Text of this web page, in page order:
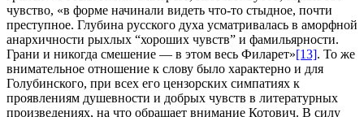
чувство, «в форме начинали видеть что-то стыдное, почти
преступное. Глубина русского духа усматривалась в аморфной
анархичности рыхлых “хороших чувств” и фамильярности.
Грани и никогда смешение — в этом весь Филарет»[13]. То же
внимательное отношение к слову было характерно и для
Голубинского, при всех его цензорских симпатиях к
проявлениям душевности и добрых чувств в литературных
произведениях, на что обращает внимание Котович. В силу